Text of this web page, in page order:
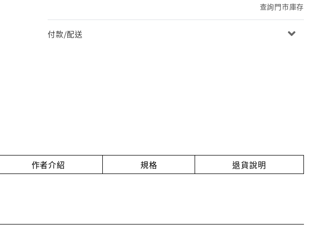
查詢門市庫存
付款/配送
作者介紹 規格 退貨說明